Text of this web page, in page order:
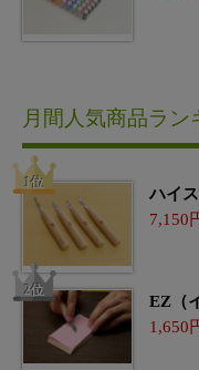
月間人気商品ラン
ハイ
7,150
EZ（
1,650